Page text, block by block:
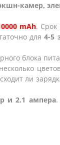
камер,
mAh. Срок
для4-5
блока
ли
и 2.1 ампера.